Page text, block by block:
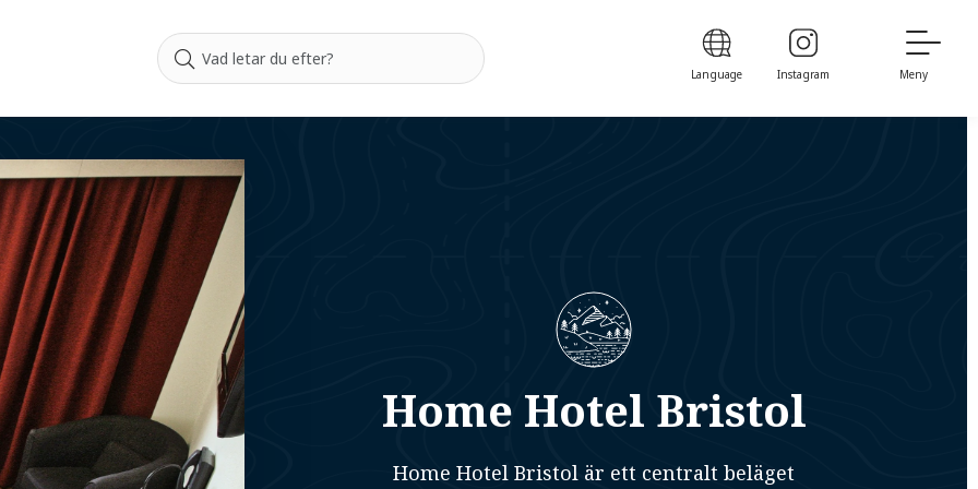
Language Instagram Meny
Home Hotel Bristol
Home Hotel Bristol är ett centralt beläget